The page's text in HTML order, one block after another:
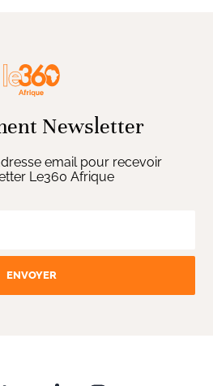
Newsletter
email pour recevoir
Le360 Afrique
ENVOYER